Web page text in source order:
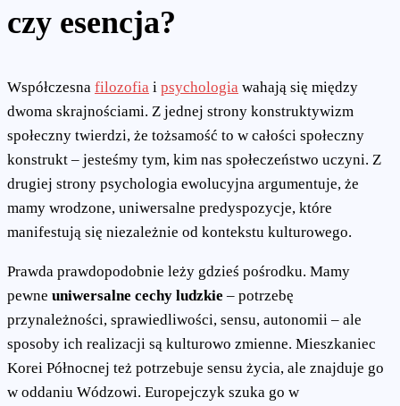
czy esencja?
Współczesna filozofia i psychologia wahają się między
dwoma skrajnościami. Z jednej strony konstruktywizm
społeczny twierdzi, że tożsamość to w całości społeczny
konstrukt – jesteśmy tym, kim nas społeczeństwo uczyni. Z
drugiej strony psychologia ewolucyjna argumentuje, że
mamy wrodzone, uniwersalne predyspozycje, które
manifestują się niezależnie od kontekstu kulturowego.
Prawda prawdopodobnie leży gdzieś pośrodku. Mamy
pewne uniwersalne cechy ludzkie – potrzebę
przynależności, sprawiedliwości, sensu, autonomii – ale
sposoby ich realizacji są kulturowo zmienne. Mieszkaniec
Korei Północnej też potrzebuje sensu życia, ale znajduje go
w oddaniu Wódzowi. Europejczyk szuka go w